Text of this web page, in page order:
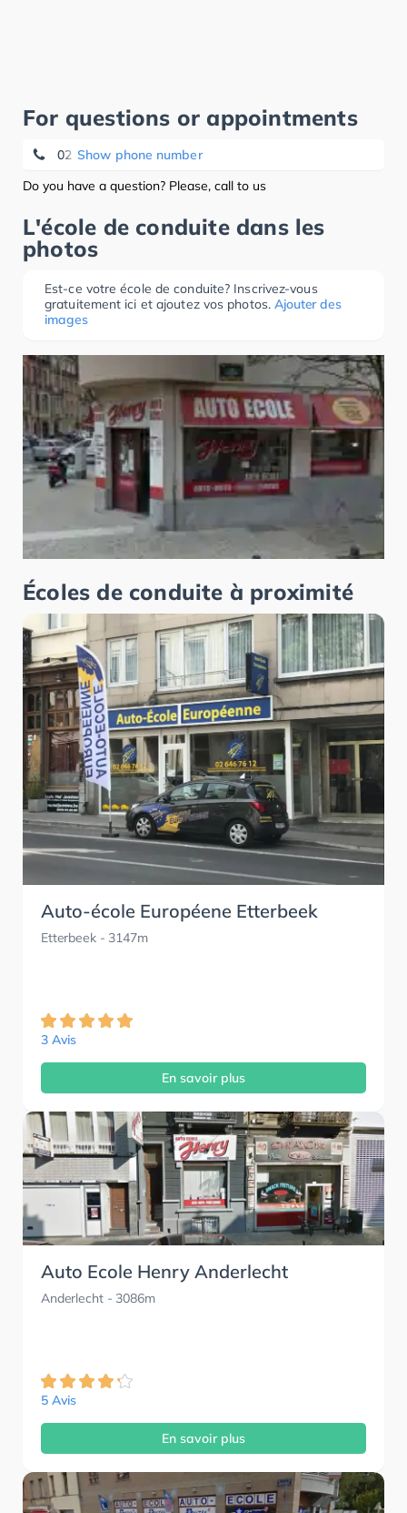
For questions or appointments
Show phone number
02 345 19 18
Do you have a question? Please, call to us
L'école de conduite dans les
photos
Est-ce votre école de conduite? Inscrivez-vous
gratuitement ici et ajoutez vos photos. Ajouter des
images
Écoles de conduite à proximité
Auto-école Européene Etterbeek
Etterbeek- 3147m
3 Avis
En savoir plus
Auto Ecole Henry Anderlecht
Anderlecht- 3086m
5 Avis
En savoir plus